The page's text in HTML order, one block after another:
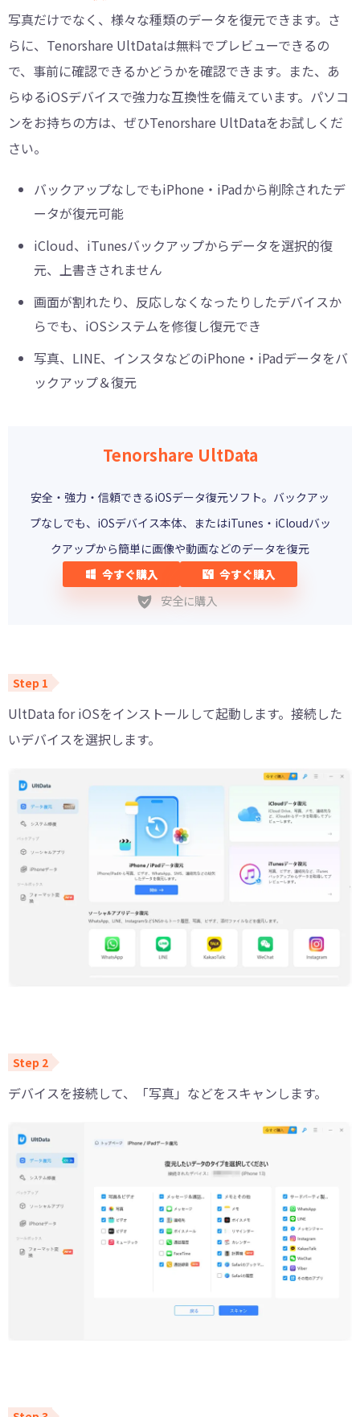
写真だけでなく、様々な種類のデータを復元できます。さ
らに、Tenorshare UltDataは無料でプレビューできるの
で、事前に確認できるかどうかを確認できます。また、あ
らゆるiOSデバイスで強力な互換性を備えています。パソコ
ンをお持ちの方は、ぜひTenorshare UltDataをお試しくだ
さい。
バックアップなしでもiPhone・iPadから削除されたデ
ータが復元可能
iCloud、iTunesバックアップからデータを選択的復
元、上書きされません
画面が割れたり、反応しなくなったりしたデバイスか
らでも、iOSシステムを修復し復元でき
写真、LINE、インスタなどのiPhone・iPadデータをバ
ックアップ＆復元
Tenorshare UltData
安全・強力・信頼できるiOSデータ復元ソフト。バックアッ
プなしでも、iOSデバイス本体、またはiTunes・iCloudバッ
クアップから簡単に画像や動画などのデータを復元
今すぐ購入
今すぐ購入
安全に購入
UltData for iOSをインストールして起動します。接続した
いデバイスを選択します。
デバイスを接続して、「写真」などをスキャンします。